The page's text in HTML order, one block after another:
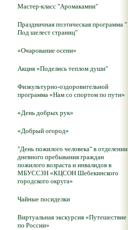
Мастер-класс "Аромакамни"
Праздничная поэтическая программа "
Под шелест страниц"
«Очарование осени»
Акция «Поделись теплом души"
Физкультурно-оздоровительной
программа «Нам со спортом по пути»
«День добрых рук»
«Добрый огород»
"День пожилого человека" в отделении
дневного пребывания граждан
пожилого возраста и инвалидов в
МБУССЗН «КЦСОН Шебекинского
городского округа»
Чайные посиделки
Виртуальная экскурсия «Путешествие
по России»